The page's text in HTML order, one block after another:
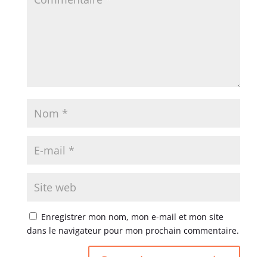
Enregistrer mon nom, mon e-mail et mon site
dans le navigateur pour mon prochain commentaire.